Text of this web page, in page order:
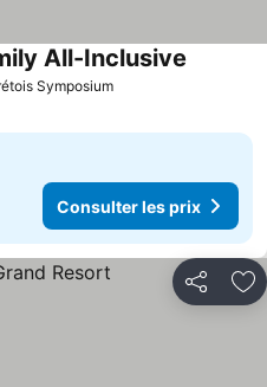
SymposiumConsulter les
All-Inclusive
Consulter les prix
Partager